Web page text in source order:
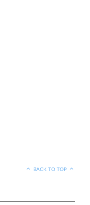
BACK TO TOP